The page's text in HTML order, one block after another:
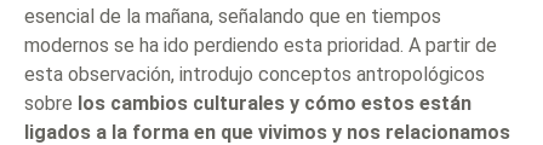
esencial de la mañana, señalando que en tiempos
modernos se ha ido perdiendo esta prioridad. A partir de
esta observación, introdujo conceptos antropológicos
sobre los cambios culturales y cómo estos están
ligados a la forma en que vivimos y nos relacionamos